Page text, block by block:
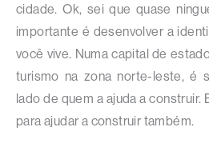
cidade. Ok, sei que quase
importante é desenvolver a
você vive. Numa capital de
turismo na zona norte-leste, é
lado de quem a ajuda a construir.
para ajudar a construir também.